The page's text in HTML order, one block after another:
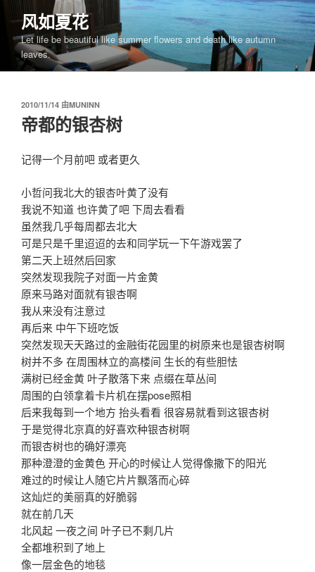
风如夏花
Let life be beautiful like summer flowers and death like autumn
leaves.
发
布
于
2010/11/14 由MUNINN
帝都的银杏树
记得一个月前吧 或者更久
小哲问我北大的银杏叶黄了没有
我说不知道 也许黄了吧 下周去看看
虽然我几乎每周都去北大
可是只是千里迢迢的去和同学玩一下午游戏罢了
第二天上班然后回家
突然发现我院子对面一片金黄
原来马路对面就有银杏啊
我从来没有注意过
再后来 中午下班吃饭
突然发现天天路过的金融街花园里的树原来也是银杏树啊
树并不多 在周围林立的高楼间 生长的有些胆怯
满树已经金黄 叶子散落下来 点缀在草丛间
周围的白领拿着卡片机在摆pose照相
后来我每到一个地方 抬头看看 很容易就看到这银杏树
于是觉得北京真的好喜欢种银杏树啊
而银杏树也的确好漂亮
那种澄澄的金黄色 开心的时候让人觉得像撒下的阳光
难过的时候让人随它片片飘落而心碎
这灿烂的美丽真的好脆弱
就在前几天
北风起 一夜之间 叶子已不剩几片
全都堆积到了地上
像一层金色的地毯